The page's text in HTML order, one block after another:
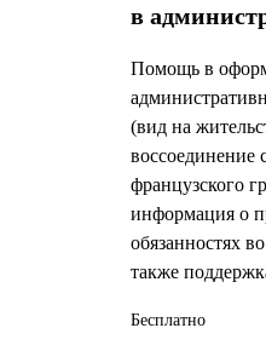
в
Помощь в
(вид на
воссоединение
французского
информация о
обязанностях
также
Бесплатно